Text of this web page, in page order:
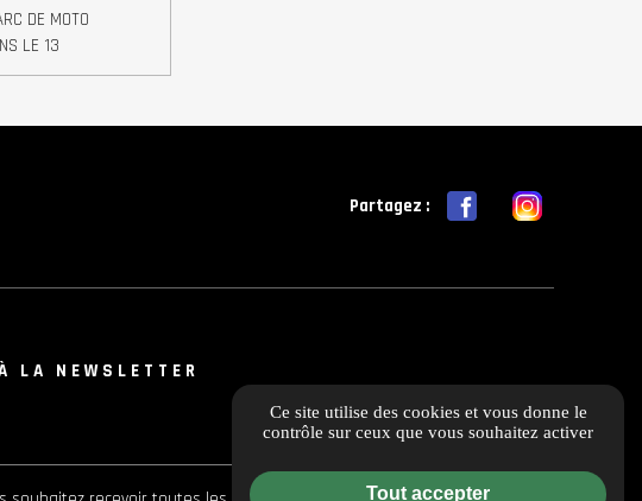
DE MOTO
LE 13
Partagez :
LA NEWSLETTER
Ce site utilise des cookies et vous donne le
contrôle sur ceux que vous souhaitez activer
Tout accepter